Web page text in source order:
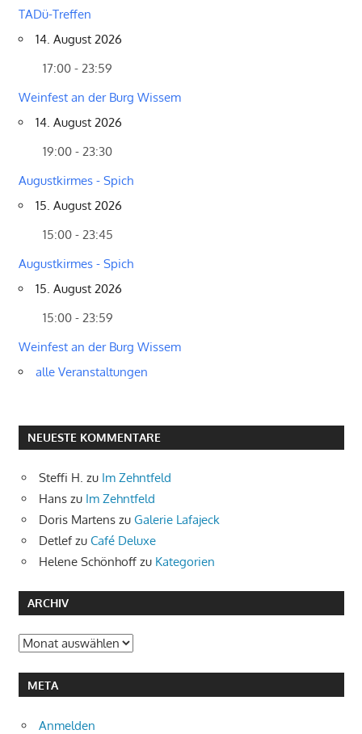
TADü-Treffen
14. August 2026
17:00 - 23:59
Weinfest an der Burg Wissem
14. August 2026
19:00 - 23:30
Augustkirmes - Spich
15. August 2026
15:00 - 23:45
Augustkirmes - Spich
15. August 2026
15:00 - 23:59
Weinfest an der Burg Wissem
alle Veranstaltungen
NEUESTE KOMMENTARE
Steffi H. zu Im Zehntfeld
Hans zu Im Zehntfeld
Doris Martens zu Galerie Lafajeck
Detlefzu Café Deluxe
Helene Schönhoff zu Kategorien
ARCHIV
Archiv
META
Anmelden